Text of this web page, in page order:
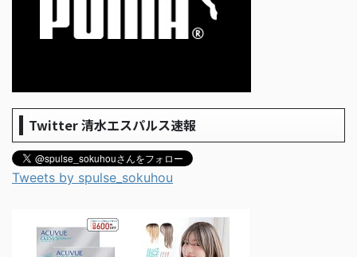
Twitter 清水エスパルス速報
Tweets by spulse_sokuhou